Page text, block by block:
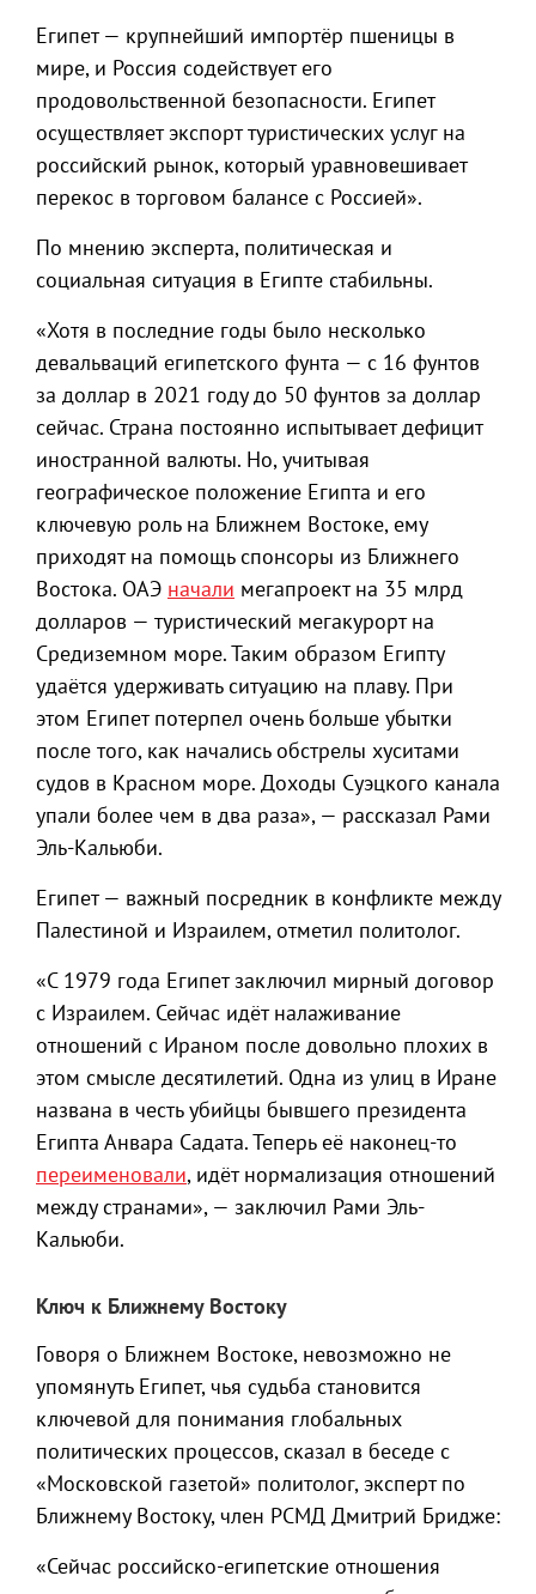
Египет — крупнейший импортёр пшеницы в
мире, и Россия содействует его
продовольственной безопасности. Египет
осуществляет экспорт туристических услуг на
российский рынок, который уравновешивает
перекос в торговом балансе с Россией».
По мнению эксперта, политическая и
социальная ситуация в Египте стабильны.
«Хотя в последние годы было несколько
девальваций египетского фунта — с 16 фунтов
за доллар в 2021 году до 50 фунтов за доллар
сейчас. Страна постоянно испытывает дефицит
иностранной валюты. Но, учитывая
географическое положение Египта и его
ключевую роль на Ближнем Востоке, ему
приходят на помощь спонсоры из Ближнего
Востока. ОАЭ начали мегапроект на 35 млрд
долларов — туристический мегакурорт на
Средиземном море. Таким образом Египту
удаётся удерживать ситуацию на плаву. При
этом Египет потерпел очень больше убытки
после того, как начались обстрелы хуситами
судов в Красном море. Доходы Суэцкого канала
упали более чем в два раза», — рассказал Рами
Эль-Кальюби.
Египет — важный посредник в конфликте между
Палестиной и Израилем, отметил политолог.
«С 1979 года Египет заключил мирный договор
с Израилем. Сейчас идёт налаживание
отношений с Ираном после довольно плохих в
этом смысле десятилетий. Одна из улиц в Иране
названа в честь убийцы бывшего президента
Египта Анвара Садата. Теперь её наконец-то
переименовали, идёт нормализация отношений
между странами», — заключил Рами Эль-
Кальюби.
Ключ к Ближнему Востоку
Говоря о Ближнем Востоке, невозможно не
упомянуть Египет, чья судьба становится
ключевой для понимания глобальных
политических процессов, сказал в беседе с
«Московской газетой» политолог, эксперт по
Ближнему Востоку, член РСМД Дмитрий Бридже:
«Сейчас российско-египетские отношения